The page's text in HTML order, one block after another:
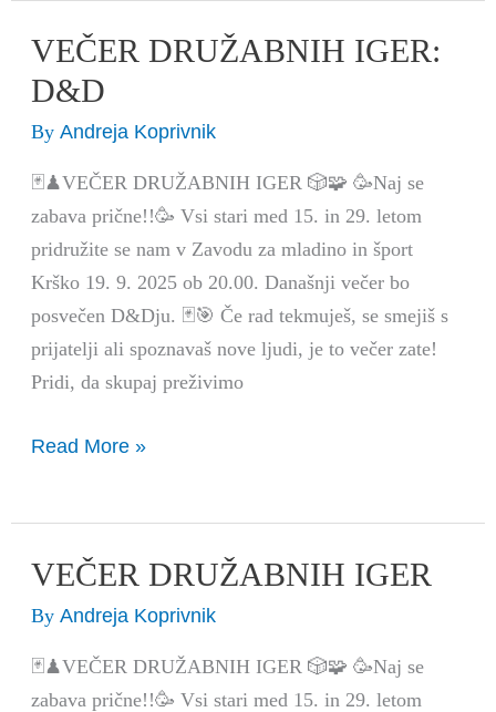
VEČER DRUŽABNIH IGER:
D&D
ByAndreja Koprivnik
🃏♟VEČER DRUŽABNIH IGER 🎲🧩 🥳Naj se
zabava prične!!🥳 Vsi stari med 15. in 29. letom
pridružite se nam v Zavodu za mladino in šport
Krško 19. 9. 2025 ob 20.00. Današnji večer bo
posvečen D&Dju. 🃏🎯 Če rad tekmuješ, se smejiš s
prijatelji ali spoznavaš nove ljudi, je to večer zate!
Pridi, da skupaj preživimo
VEČER
DRUŽABNIH
D&D
Read More »
VEČER DRUŽABNIH IGER
ByAndreja Koprivnik
🃏♟VEČER DRUŽABNIH IGER 🎲🧩 🥳Naj se
zabava prične!!🥳 Vsi stari med 15. in 29. letom
VEČER
DRUŽABNIH